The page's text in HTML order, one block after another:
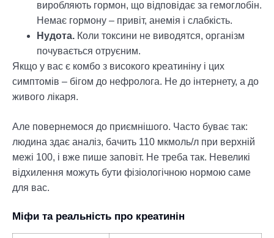
виробляють гормон, що відповідає за гемоглобін.
Немає гормону – привіт, анемія і слабкість.
Нудота. Коли токсини не виводятся, організм
почувається отруєним.
Якщо у вас є комбо з високого креатиніну і цих
симптомів – бігом до нефролога. Не до інтернету, а до
живого лікаря.
Але повернемося до приємнішого. Часто буває так:
людина здає аналіз, бачить 110 мкмоль/л при верхній
межі 100, і вже пише заповіт. Не треба так. Невеликі
відхилення можуть бути фізіологічною нормою саме
для вас.
Міфи та реальність про креатинін